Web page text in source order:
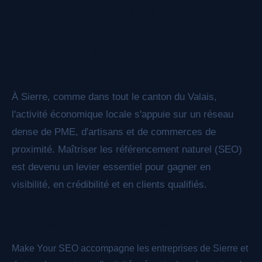
À Sierre, comme dans tout le canton du Valais,
l'activité économique locale s'appuie sur un réseau
dense de PME, d'artisans et de commerces de
proximité. Maîtriser les référencement naturel (SEO)
est devenu un levier essentiel pour gagner en
visibilité, en crédibilité et en clients qualifiés.
Make Your SEO accompagne les entreprises de Sierre et